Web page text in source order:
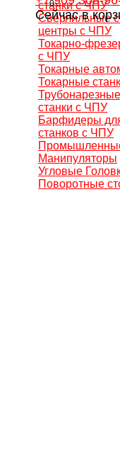
Сейчас в
0
станки с ЧПУ
Сверлильные
центры с ЧПУ
Токарно-
с ЧПУ
Токарные
Токарные
станки с ЧПУ
Барфидеры
станков с ЧПУ
Манипуляторы
Угловые
Поворотные